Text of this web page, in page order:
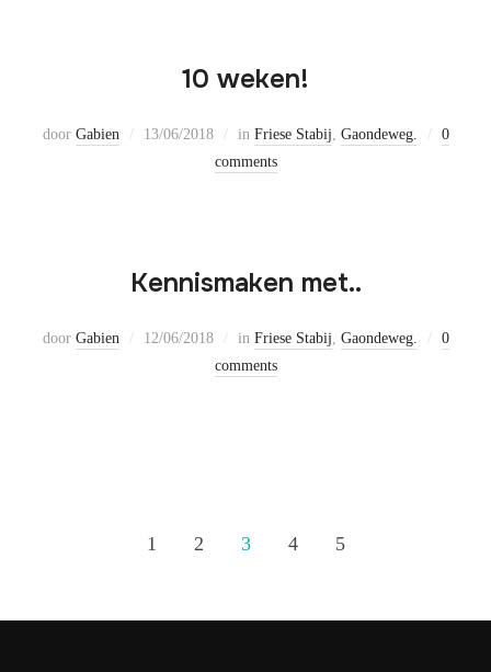
10 weken!
door Gabien 13/06/2018 in Friese Stabij, Gaondeweg.
0
comments
Kennismaken met..
door Gabien 12/06/2018 in Friese Stabij, Gaondeweg.
0
comments
1 2 3 4 5